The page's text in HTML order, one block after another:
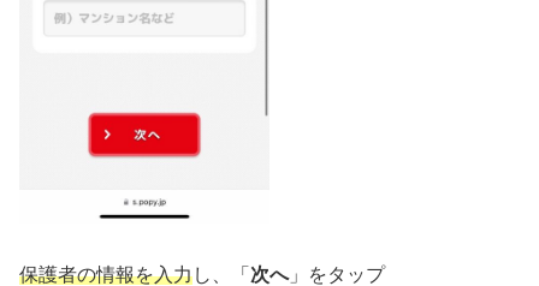
保護者の情報を入力し、「 次へ」をタップ